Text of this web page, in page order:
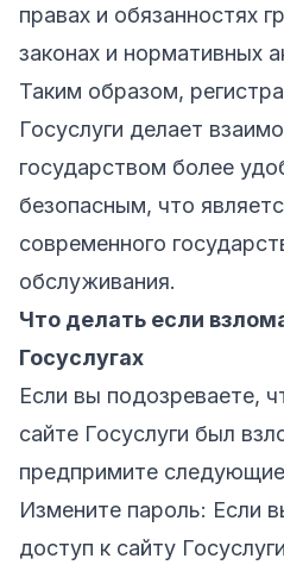
правах и обязанностях
законах и нормативных
Таким образом,
Госуслуги делает
государством более
безопасным, что
современного
обслуживания.
Что делать если
Госуслугах
Если вы подозреваете,
сайте Госуслуги был
предпримите
Измените пароль: Если
доступ к сайту